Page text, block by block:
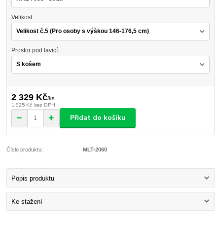
Velikost:
Prostor pod lavicí:
2 329 Kč/ks
1 925 Kč bez DPH
Přidat do košíku
Číslo produktu: MLT-2060
Popis produktu
Ke stažení